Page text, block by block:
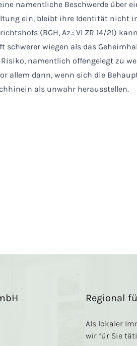
namentliche Beschwerde über
ein, bleibt ihre Identität nicht
(BGH, Az.: VI ZR 14/21)
schwerer wiegen als das
Risiko, namentlich offengelegt zu
allem dann, wenn sich die
als unwahr herausstellen.
Regional
Als lokaler
wir für Sie